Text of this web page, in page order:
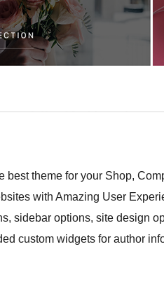
best theme for your Shop,
with Amazing User
sidebar options, site design
custom widgets for author